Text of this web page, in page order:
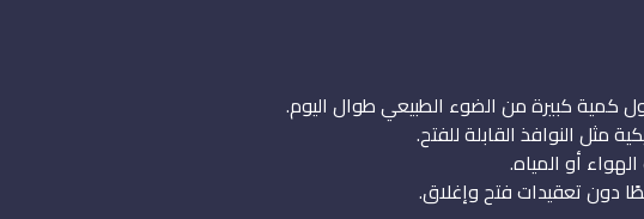
كمية كبيرة من الضوء الطبيعي طوال اليوم.
مثل النوافذ القابلة للفتح.
أو المياه.
دون تعقيدات فتح وإغلاق.